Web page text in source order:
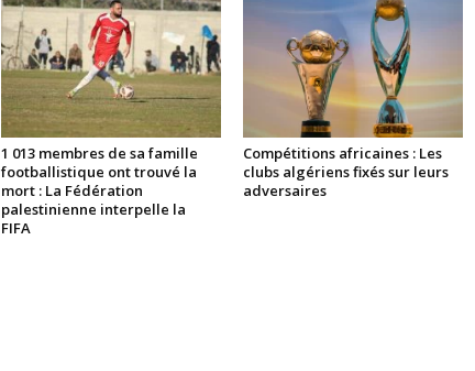
1 013 membres de sa famille
footballistique ont trouvé la
mort : La Fédération
palestinienne interpelle la
FIFA
Compétitions africaines : Les
clubs algériens fixés sur leurs
adversaires